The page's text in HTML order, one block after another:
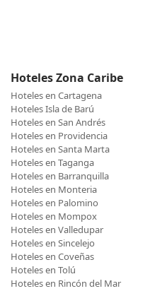
Hoteles Zona Caribe
Hoteles en Cartagena
Hoteles Isla de Barú
Hoteles en San Andrés
Hoteles en Providencia
Hoteles en Santa Marta
Hoteles en Taganga
Hoteles en Barranquilla
Hoteles en Monteria
Hoteles en Palomino
Hoteles en Mompox
Hoteles en Valledupar
Hoteles en Sincelejo
Hoteles en Coveñas
Hoteles en Tolú
Hoteles en Rincón del Mar